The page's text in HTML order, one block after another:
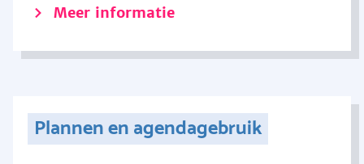
Meer informatie
Plannen en agendagebruik